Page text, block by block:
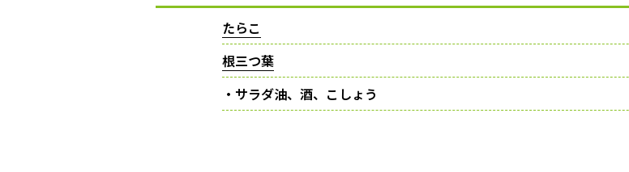
たらこ
根三つ葉
・サラダ油、酒、こしょう